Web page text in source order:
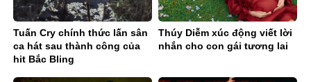
Tuấn Cry chính thức lấn sân
ca hát sau thành công của
hit Bắc Bling
Thúy Diễm xúc động viết lời
nhắn cho con gái tương lai